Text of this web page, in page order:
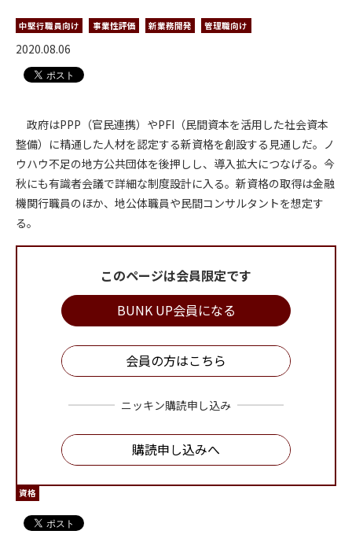
中堅行職員向け 事業性評価 新業務開発 管理職向け
2020.08.06
政府はPPP（官民連携）やPFI（民間資本を活用した社会資本
整備）に精通した人材を認定する新資格を創設する見通しだ。ノ
ウハウ不足の地方公共団体を後押しし、導入拡大につなげる。今
秋にも有識者会議で詳細な制度設計に入る。新資格の取得は金融
機関行職員のほか、地公体職員や民間コンサルタントを想定す
る。
このページは会員限定です
BUNK UP会員になる
会員の方はこちら
ニッキン購読申し込み
購読申し込みへ
資格